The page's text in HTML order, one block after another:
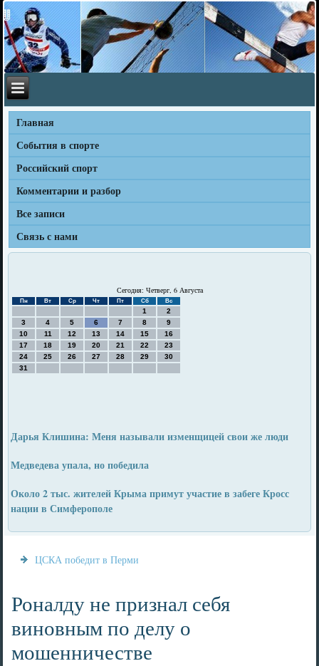
Главная
События в спорте
Российский спорт
Комментарии и разбор
Все записи
Связь с нами
Сегодня: Четверг, 6 Августа
Пн Вт Ср Чт Пт Сб Вс
1
2
3
4 5 6 7 8
9
10
11 12 13 14 15
16
17
18 19 20 21 22
23
24
25 26 27 28 29
30
31
Дарья Клишина: Меня называли изменщицей свои же люди
Медведева упала, но победила
Около 2 тыс. жителей Крыма примут участие в забеге Кросс
нации в Симферополе
ЦСКА победит в Перми
Роналду не признал себя
виновным по делу о
мошенничестве